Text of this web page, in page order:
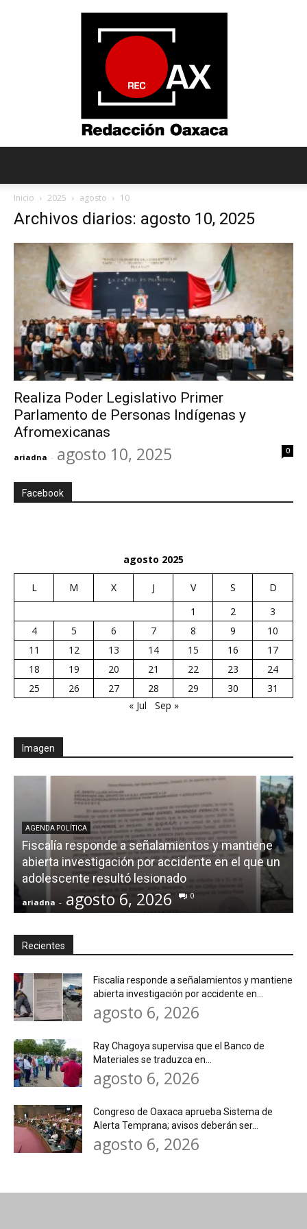
Inicio 2025 agosto 10
Archivos diarios: agosto 10, 2025
Realiza Poder Legislativo Primer
Parlamento de Personas Indígenas y
Afromexicanas
ariadna - agosto 10, 2025 0
Facebook
agosto 2025
L M X J V S
D
1
2
3
4
5 6 7 8 9
10
11
12 13 14 15 16
17
18
19 20 21 22 23
24
25
26 27 28 29 30
31
« Jul
Sep »
Imagen
AGENDA POLÍTICA
Fiscalía responde a señalamientos y mantiene
abierta investigación por accidente en el que un
adolescente resultó lesionado
ariadna - agosto 6, 2026 0
Recientes
Fiscalía responde a señalamientos y mantiene
abierta investigación por accidente en...
agosto 6, 2026
Ray Chagoya supervisa que el Banco de
Materiales se traduzca en...
agosto 6, 2026
Congreso de Oaxaca aprueba Sistema de
Alerta Temprana; avisos deberán ser...
agosto 6, 2026